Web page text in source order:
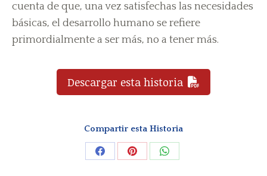
cuenta de que, una vez satisfechas las necesidades
básicas, el desarrollo humano se refiere
primordialmente a ser más, no a tener más.
Descargar esta historia
Compartir esta Historia
Share
Share
Share